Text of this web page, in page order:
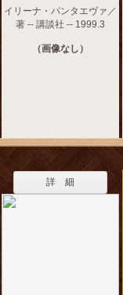
イリーナ・パンタエヴァ／
著 -- 講談社 -- 1999.3
（画像なし）
詳 細